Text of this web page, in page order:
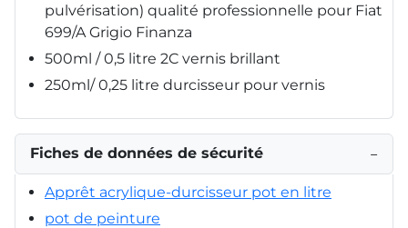
pulvérisation) qualité professionnelle pour Fiat
699/A Grigio Finanza
500ml / 0,5 litre 2C vernis brillant
250ml/ 0,25 litre durcisseur pour vernis
Fiches de données de sécurité −
Apprêt acrylique-durcisseur pot en litre
pot de peinture